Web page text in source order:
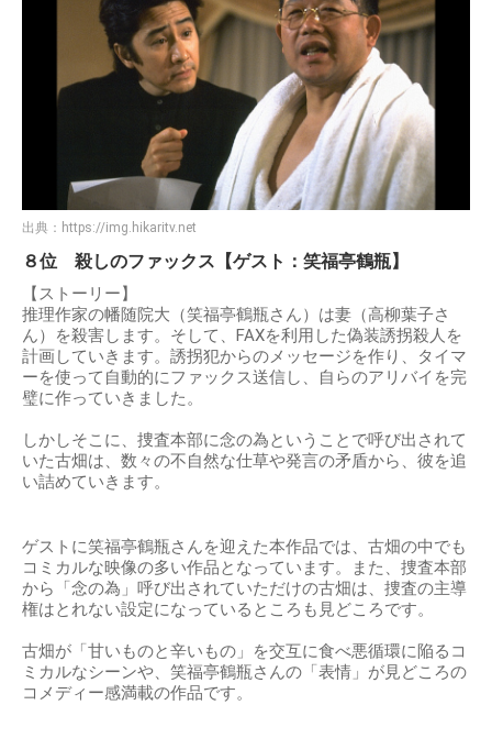
出典： https://img.hikaritv.net
８位 殺しのファックス【ゲスト：笑福亭鶴瓶】
【ストーリー】
推理作家の幡随院大（笑福亭鶴瓶さん）は妻（高柳葉子さ
ん）を殺害します。そして、FAXを利用した偽装誘拐殺人を
計画していきます。誘拐犯からのメッセージを作り、タイマ
ーを使って自動的にファックス送信し、自らのアリバイを完
璧に作っていきました。
しかしそこに、捜査本部に念の為ということで呼び出されて
いた古畑は、数々の不自然な仕草や発言の矛盾から、彼を追
い詰めていきます。
ゲストに笑福亭鶴瓶さんを迎えた本作品では、古畑の中でも
コミカルな映像の多い作品となっています。また、捜査本部
から「念の為」呼び出されていただけの古畑は、捜査の主導
権はとれない設定になっているところも見どころです。
古畑が「甘いものと辛いもの」を交互に食べ悪循環に陥るコ
ミカルなシーンや、笑福亭鶴瓶さんの「表情」が見どころの
コメディー感満載の作品です。